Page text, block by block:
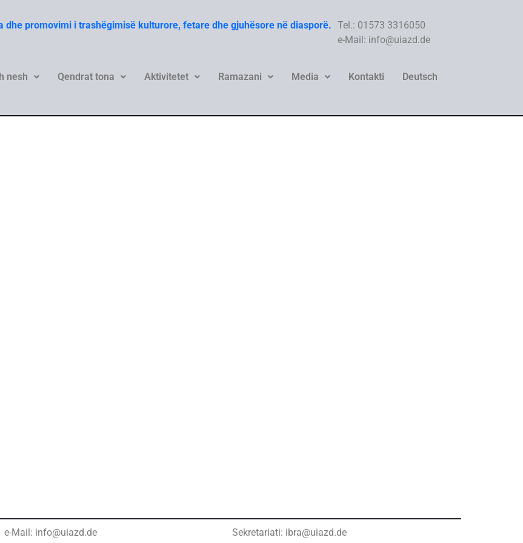
dhe promovimi i trashëgimisë kulturore, fetare dhe gjuhësore në diasporë. Tel.: 01573 3316050
e-Mail: info@uiazd.de
nesh Qendrat tona Aktivitetet Ramazani Media Kontakti Deutsch
e-Mail: info@uiazd.de Sekretariati: ibra@uiazd.de